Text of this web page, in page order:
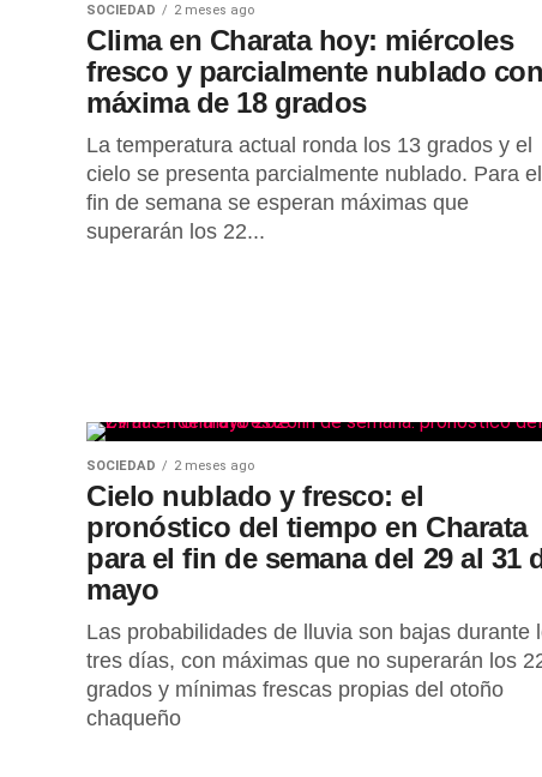
SOCIEDAD 2 meses ago
Clima en Charata hoy: miércoles
fresco y parcialmente nublado con
máxima de 18 grados
La temperatura actual ronda los 13 grados y el
cielo se presenta parcialmente nublado. Para el
fin de semana se esperan máximas que
superarán los 22...
SOCIEDAD 2 meses ago
Cielo nublado y fresco: el
pronóstico del tiempo en Charata
para el fin de semana del 29 al 31
mayo
Las probabilidades de lluvia son bajas durante
tres días, con máximas que no superarán los
grados y mínimas frescas propias del otoño
chaqueño